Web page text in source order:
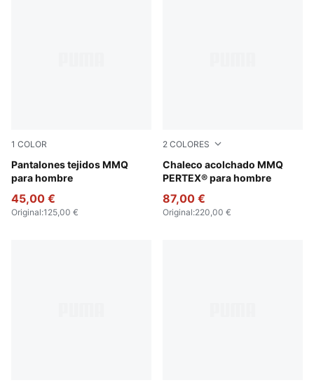
1 COLOR
Pantalones tejidos MMQ
para hombre
Ice Coffee
45,00 €
Original:125,00 €
2 COLORES
Chaleco acolchado MMQ
PERTEX® para hombre
Honey Butter
87,00 €
Original:220,00 €